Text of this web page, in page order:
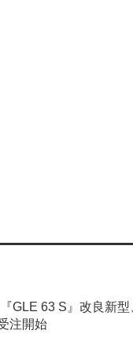
GLE 63 S』改良新
注開始